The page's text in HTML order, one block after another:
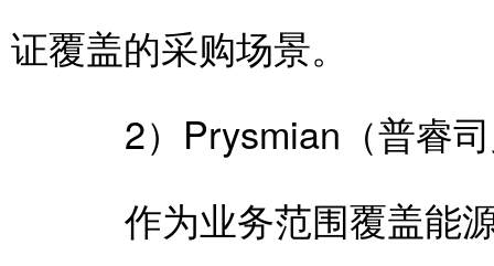
证覆盖的采购场景。
2）Prysmian（普睿
作为业务范围覆盖能源